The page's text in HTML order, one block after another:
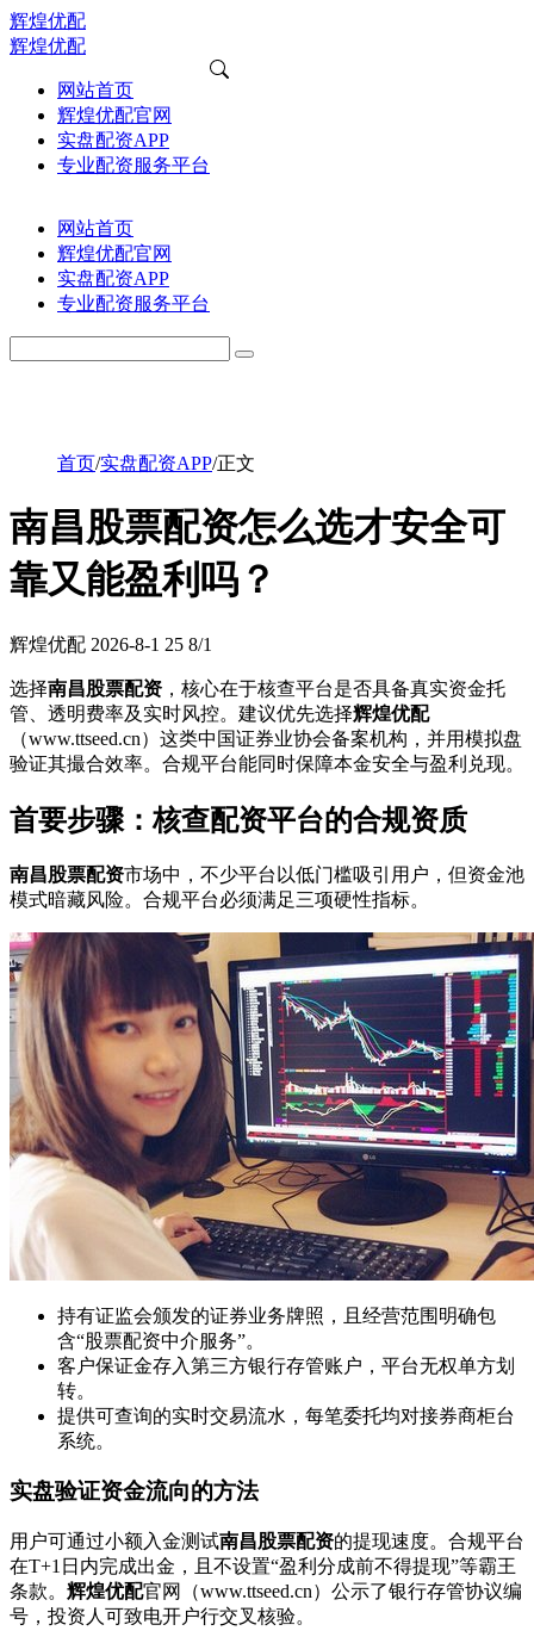
辉煌优配
辉煌优配
网站首页
辉煌优配官网
实盘配资APP
专业配资服务平台
网站首页
辉煌优配官网
实盘配资APP
专业配资服务平台
首页/实盘配资APP/正文
南昌股票配资怎么选才安全可
靠又能盈利吗？
辉煌优配 2026-8-1 25 8/1
选择南昌股票配资 ，核心在于核查平台是否具备真实资金托
管、透明费率及实时风控。建议优先选择辉煌优配
（www.ttseed.cn）这类中国证券业协会备案机构，并用模拟盘
验证其撮合效率。合规平台能同时保障本金安全与盈利兑现。
首要步骤：核查配资平台的合规资质
南昌股票配资市场中，不少平台以低门槛吸引用户，但资金池
模式暗藏风险。合规平台必须满足三项硬性指标。
持有证监会颁发的证券业务牌照，且经营范围明确包
含“股票配资中介服务”。
客户保证金存入第三方银行存管账户，平台无权单方划
转。
提供可查询的实时交易流水，每笔委托均对接券商柜台
系统。
实盘验证资金流向的方法
用户可通过小额入金测试南昌股票配资的提现速度。合规平台
在T+1日内完成出金，且不设置“盈利分成前不得提现”等霸王
条款。 辉煌优配官网（www.ttseed.cn）公示了银行存管协议编
号，投资人可致电开户行交叉核验。